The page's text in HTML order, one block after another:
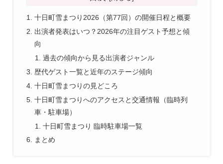
十日町雪まつり2026（第77回）の開催日程と概要
出演者発表はいつ？2026年の注目ゲスト予想と傾
向
過去の傾向から見る出演者ジャンル
歴代ゲスト一覧と近年のステージ傾向
十日町雪まつりの見どころ
十日町雪まつりへのアクセスと交通情報（臨時列
車・駐車場）
十日町雪まつり 臨時駐車場一覧
まとめ